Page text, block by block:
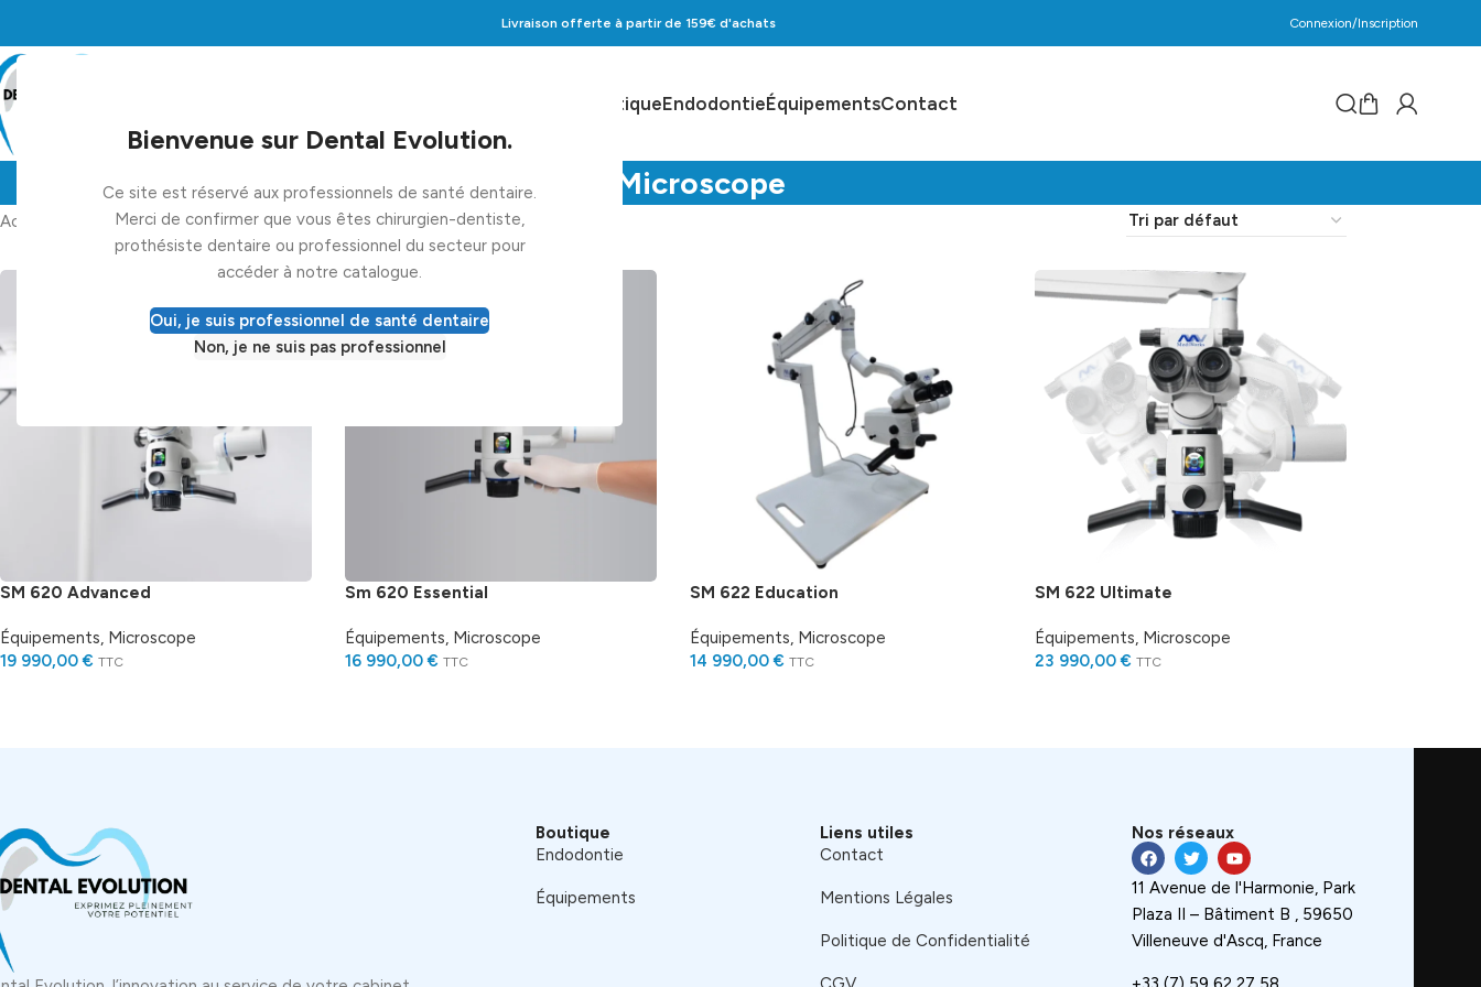
Bienvenue sur Dental Evolution.
Ce site est réservé aux professionnels de santé dentaire.
Merci de confirmer que vous êtes chirurgien-dentiste,
prothésiste dentaire ou professionnel du secteur pour
accéder à notre catalogue.
Oui, je suis professionnel de santé dentaire
Non, je ne suis pas professionnel
Livraison offerte à partir de 159€ d'achats Connexion/Inscription
BoutiqueEndodontieÉquipementsContact
Microscope
Accueil Équipements Microscope
SM 620 Advanced
Équipements, Microscope
19 990,00€ TTC
Sm 620 Essential
Équipements, Microscope
16 990,00€ TTC
SM 622 Education
Équipements, Microscope
14 990,00€ TTC
SM 622 Ultimate
Équipements, Microscope
23 990,00€ TTC
Boutique
Endodontie
Équipements
Liens utiles
Contact
Mentions Légales
Politique de Confidentialité
Nos réseaux
11 Avenue de l'Harmonie, Park
Plaza II – Bâtiment B , 59650
Villeneuve d'Ascq, France